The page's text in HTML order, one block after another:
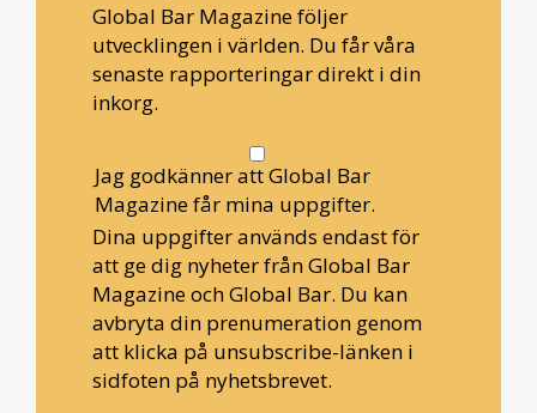
Global Bar Magazine följer
utvecklingen i världen. Du får våra
senaste rapporteringar direkt i din
inkorg.
Jag godkänner att Global Bar
Magazine får mina uppgifter.
Dina uppgifter används endast för
att ge dig nyheter från Global Bar
Magazine och Global Bar. Du kan
avbryta din prenumeration genom
att klicka på unsubscribe-länken i
sidfoten på nyhetsbrevet.